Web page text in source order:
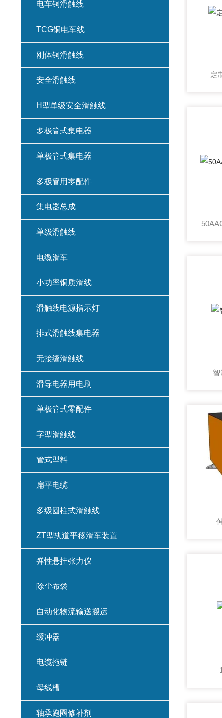
定
智
电车铜滑触线
TCG铜电车线
刚体铜滑触线
安全滑触线
H型单级安全滑触线
多极管式集电器
单极管式集电器
多极管用零配件
集电器总成
单级滑触线
电缆滑车
小功率铜质滑线
滑触线电源指示灯
排式滑触线集电器
无接缝滑触线
滑导电器用电刷
单极管式零配件
字型滑触线
管式型料
扁平电缆
多级圆柱式滑触线
ZT型轨道平移滑车装置
弹性悬挂张力仪
除尘布袋
自动化物流输送搬运
缓冲器
电缆拖链
母线槽
轴承跑圈修补剂